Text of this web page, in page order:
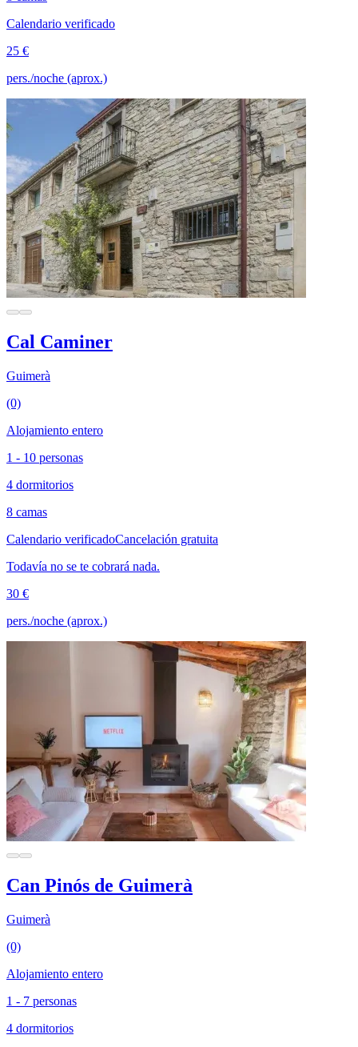
Calendario verificado
25 €
pers./noche (aprox.)
Cal Caminer
Guimerà
(0)
Alojamiento entero
1 - 10 personas
4 dormitorios
8 camas
Calendario verificadoCancelación gratuita
Todavía no se te cobrará nada.
30 €
pers./noche (aprox.)
Can Pinós de Guimerà
Guimerà
(0)
Alojamiento entero
1 - 7 personas
4 dormitorios